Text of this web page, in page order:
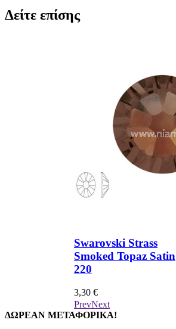
Δείτε επίσης
Swarovski Strass
Smoked Topaz Satin
220
3,30 €
*Συμπεριλαμβάνεται ΦΠΑ
PrevNext
ΔΩΡΕΑΝ ΜΕΤΑΦΟΡΙΚΑ!